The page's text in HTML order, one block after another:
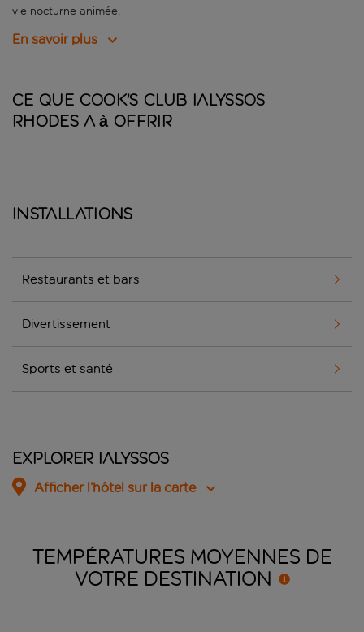
vie nocturne animée.
En savoir plus
Ce que Cook's Club Ialyssos
Rhodes a à offrir
Installations
Restaurants et bars
Divertissement
Sports et santé
Explorer Ialyssos
Afficher l’hôtel sur la carte
TEMPÉRATURES MOYENNES DE
VOTRE DESTINATION